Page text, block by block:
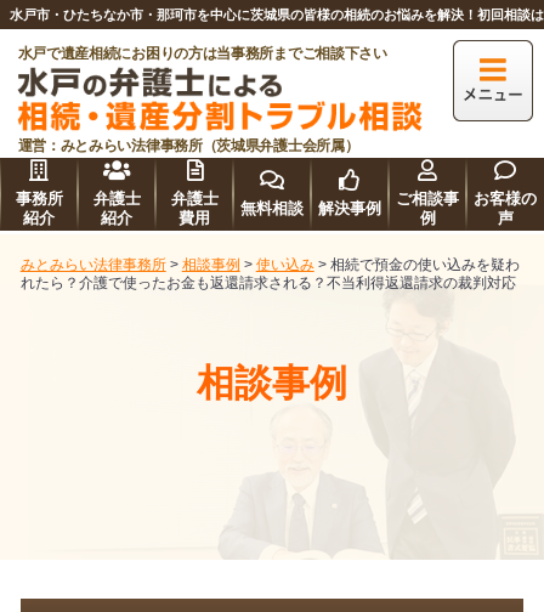
水戸市・ひたちなか市・那珂市を中心に茨城県の皆様の相続のお悩みを解決！初回相談
水戸で遺産相続にお困りの方は当事務所までご相談下さい
運営：みとみらい法律事務所（茨城県弁護士会所属）
事務所
紹介
弁護士
紹介
弁護士
費用
無料相談 解決事例
ご相談事
例
お客様の
声
みとみらい法律事務所> 相談事例 > 使い込み> 相続で預金の使い込みを疑わ
れたら？介護で使ったお金も返還請求される？不当利得返還請求の裁判対応
相談事例